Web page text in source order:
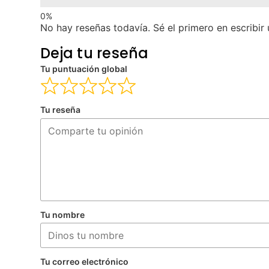
No hay reseñas todavía. Sé el primero en escribir
Deja tu reseña
Tu puntuación global
Tu reseña
Tu nombre
Tu correo electrónico